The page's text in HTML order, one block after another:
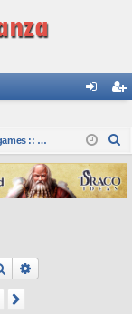
nti
fic
ar
ist
ra
rs
Wargames :: John Tiller Software
s
c
Buscar